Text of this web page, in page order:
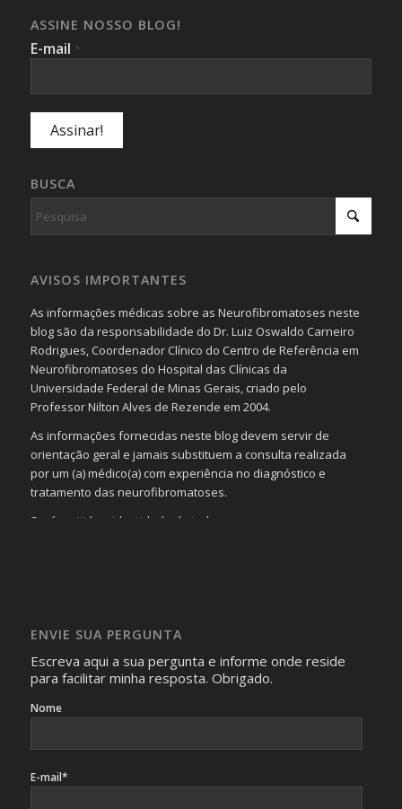
ASSINE NOSSO BLOG!
E-mail *
BUSCA
AVISOS IMPORTANTES
As informações médicas sobre as Neurofibromatoses neste
blog são da responsabilidade do Dr. Luiz Oswaldo Carneiro
Rodrigues, Coordenador Clínico do Centro de Referência em
Neurofibromatoses do Hospital das Clínicas da
Universidade Federal de Minas Gerais, criado pelo
Professor Nilton Alves de Rezende em 2004.
As informações fornecidas neste blog devem servir de
orientação geral e jamais substituem a consulta realizada
por um (a) médico(a) com experiência no diagnóstico e
tratamento das neurofibromatoses.
Será omitida a identidade de todas as pessoas que
identificação da pessoa fotografada.
ENVIE SUA PERGUNTA
Escreva aqui a sua pergunta e informe onde reside
para facilitar minha resposta. Obrigado.
Nome
E-mail*